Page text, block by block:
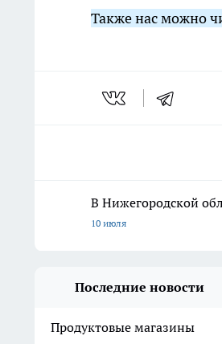
Также нас можно
В Нижегородской
10 июля
Последние новости
Продуктовые магазины